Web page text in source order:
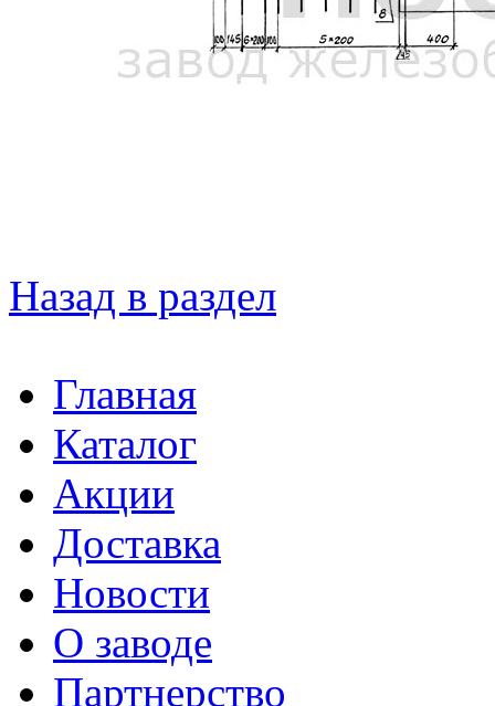
Назад в раздел
Главная
Каталог
Акции
Доставка
Новости
О заводе
Партнерство